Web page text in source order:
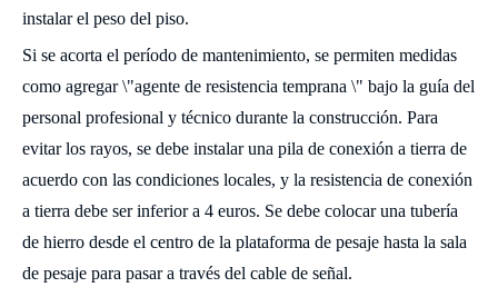
instalar el peso del piso.
Si se acorta el período de mantenimiento, se permiten medidas
como agregar \"agente de resistencia temprana \" bajo la guía del
personal profesional y técnico durante la construcción. Para
evitar los rayos, se debe instalar una pila de conexión a tierra de
acuerdo con las condiciones locales, y la resistencia de conexión
a tierra debe ser inferior a 4 euros. Se debe colocar una tubería
de hierro desde el centro de la plataforma de pesaje hasta la sala
de pesaje para pasar a través del cable de señal.